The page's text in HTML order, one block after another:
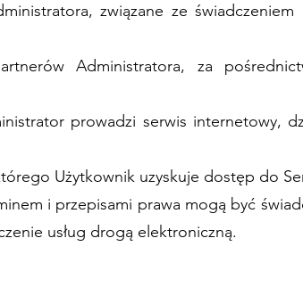
związane ze świadczeniem
Administratora, za
prowadzi serwis internetowy,
Użytkownik uzyskuje dostęp do
i przepisami prawa mogą być
usług drogą elektroniczną.